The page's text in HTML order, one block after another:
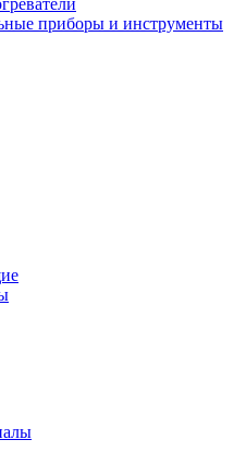
приборы и инструменты